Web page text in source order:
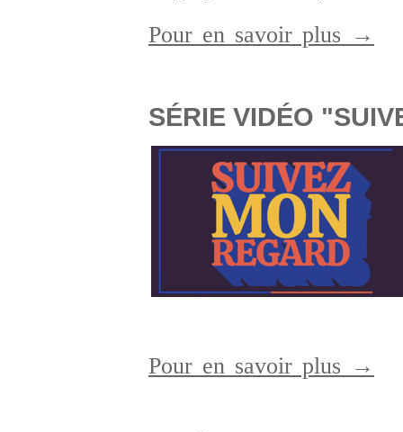
Pour en savoir plus →
SÉRIE VIDÉO
Pour en savoir plus →